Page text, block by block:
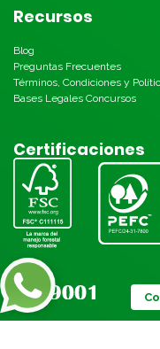
Recursos
Blog
Preguntas Frecuentes
Términos, Condiciones y
Bases Legales Concursos
Certificaciones